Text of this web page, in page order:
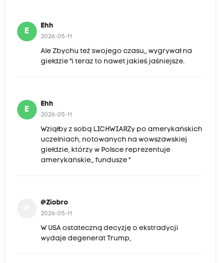
E
Ehh
2026-05-11
Ale Zbychu też swojego czasu,, wygrywał na
giełdzie "i teraz to nawet jakieś jaśniejsze.
E
Ehh
2026-05-11
Wziąłby z sobą LICHWIARZy po amerykańskich
uczelniach, notowanych na wowszawskiej
giełdzie, którzy w Polsce reprezentuje
amerykańskie,, fundusze "
@Ziobro
2026-05-11
W USA ostateczną decyzję o ekstradycji
wydaje degenerat Trump,